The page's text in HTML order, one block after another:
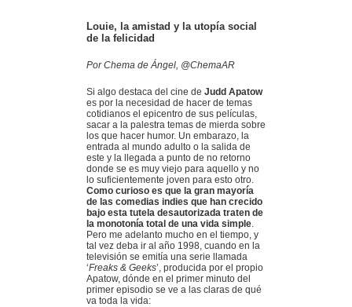
Louie, la amistad y la utopía social
de la felicidad
Por Chema de Ángel, @ChemaAR
Si algo destaca del cine de Judd Apatow
es por la necesidad de hacer de temas
cotidianos el epicentro de sus películas,
sacar a la palestra temas de mierda sobre
los que hacer humor. Un embarazo, la
entrada al mundo adulto o la salida de
este y la llegada a punto de no retorno
donde se es muy viejo para aquello y no
lo suficientemente joven para esto otro.
Como curioso es que la gran mayoría
de las comedias indies que han crecido
bajo esta tutela desautorizada traten de
la monotonía total de una vida simple.
Pero me adelanto mucho en el tiempo, y
tal vez deba ir al año 1998, cuando en la
televisión se emitía una serie llamada
‘Freaks & Geeks’, producida por el propio
Apatow, dónde en el primer minuto del
primer episodio se ve a las claras de qué
va toda la vida: